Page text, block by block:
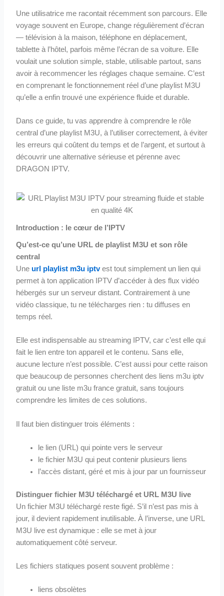
Une utilisatrice me racontait récemment son parcours. Elle
voyage souvent en Europe, change régulièrement d’écran
— télévision à la maison, téléphone en déplacement,
tablette à l’hôtel, parfois même l’écran de sa voiture. Elle
voulait une solution simple, stable, utilisable partout, sans
avoir à recommencer les réglages chaque semaine. C’est
en comprenant le fonctionnement réel d’une playlist M3U
qu’elle a enfin trouvé une expérience fluide et durable.
Dans ce guide, tu vas apprendre à comprendre le rôle
central d’une playlist M3U, à l’utiliser correctement, à éviter
les erreurs qui coûtent du temps et de l’argent, et surtout à
découvrir une alternative sérieuse et pérenne avec
DRAGON IPTV.
Introduction : le cœur de l’IPTV
Qu’est-ce qu’une URL de playlist M3U et son rôle
central
Une url playlist m3u iptvest tout simplement un lien qui
permet à ton application IPTV d’accéder à des flux vidéo
hébergés sur un serveur distant. Contrairement à une
vidéo classique, tu ne télécharges rien : tu diffuses en
temps réel.
Elle est indispensable au streaming IPTV, car c’est elle qui
fait le lien entre ton appareil et le contenu. Sans elle,
aucune lecture n’est possible. C’est aussi pour cette raison
que beaucoup de personnes cherchent des liens m3u iptv
gratuit ou une liste m3u france gratuit, sans toujours
comprendre les limites de ces solutions.
Il faut bien distinguer trois éléments :
le lien (URL) qui pointe vers le serveur
le fichier M3U qui peut contenir plusieurs liens
l’accès distant, géré et mis à jour par un fournisseur
Distinguer fichier M3U téléchargé et URL M3U live
Un fichier M3U téléchargé reste figé. S’il n’est pas mis à
jour, il devient rapidement inutilisable. À l’inverse, une URL
M3U live est dynamique : elle se met à jour
automatiquement côté serveur.
Les fichiers statiques posent souvent problème :
liens obsolètes